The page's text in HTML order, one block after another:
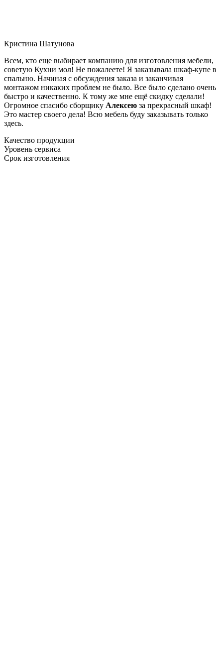
Кристина Шатунова
Всем, кто еще выбирает компанию для изготовления мебели,
советую Кухни мол! Не пожалеете! Я заказывала шкаф-купе в
спальню. Начиная с обсуждения заказа и заканчивая
монтажом никаких проблем не было. Все было сделано очень
быстро и качественно. К тому же мне ещё скидку сделали!
Огромное спасибо сборщику Алексею за прекрасный шкаф!
Это мастер своего дела! Всю мебель буду заказывать только
здесь.
Качество продукции
Уровень сервиса
Срок изготовления